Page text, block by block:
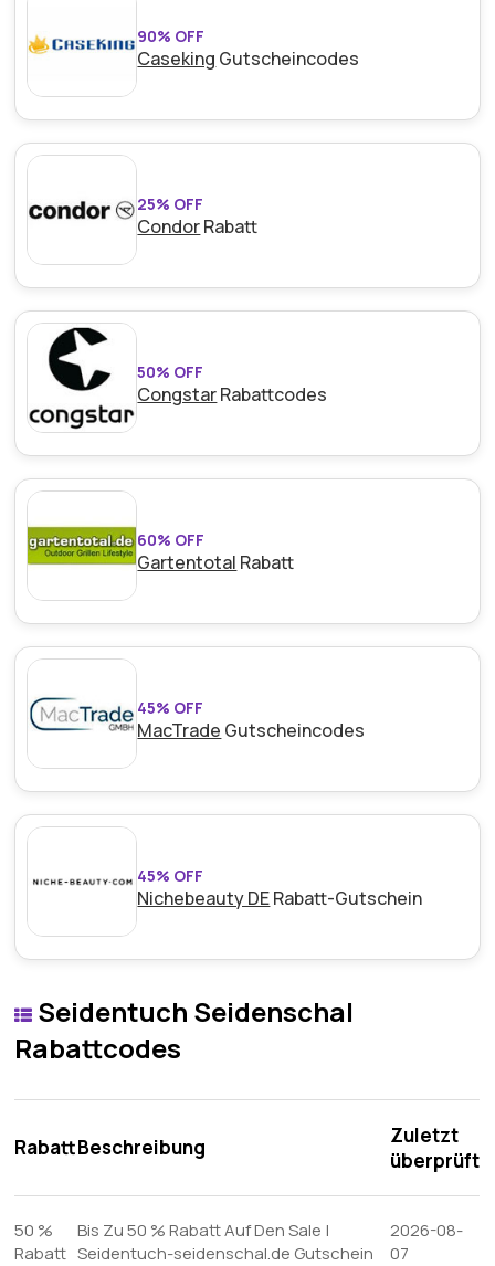
90% OFF
Caseking Gutscheincodes
25% OFF
CondorRabatt
50% OFF
CongstarRabattcodes
60% OFF
Gartentotal Rabatt
45% OFF
MacTrade Gutscheincodes
45% OFF
Nichebeauty DERabatt-Gutschein
Seidentuch Seidenschal
Rabattcodes
RabattBeschreibung
Zuletzt
überprüft
50 %
Rabatt
Bis Zu 50 % Rabatt Auf Den Sale |
Seidentuch-seidenschal.de Gutschein
2026-08-
07